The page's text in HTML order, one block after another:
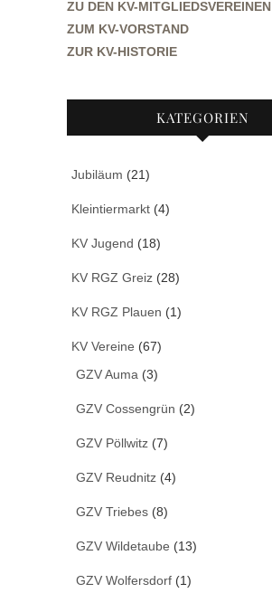
ZU DEN KV-MITGLIEDSVEREINEN
ZUM KV-VORSTAND
ZUR KV-HISTORIE
KATEGORIEN
Jubiläum (21)
Kleintiermarkt (4)
KV Jugend (18)
KV RGZ Greiz (28)
KV RGZ Plauen (1)
KV Vereine (67)
GZV Auma (3)
GZV Cossengrün (2)
GZV Pöllwitz (7)
GZV Reudnitz (4)
GZV Triebes (8)
GZV Wildetaube (13)
GZV Wolfersdorf (1)